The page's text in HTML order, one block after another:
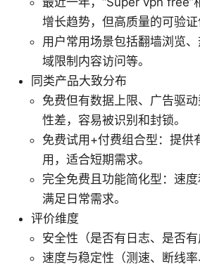
增长趋势，但高质量的可验证
用户常用场景包括翻墙浏览
域限制内容访问等。
同类产品大致分布
免费但有数据上限、广告驱
性差，容易被识别和封锁。
免费试用+付费组合型：提供
用，适合短期需求。
完全免费且功能简化型：速
满足日常需求。
评价维度
安全性（是否有日志、是否有
速度与稳定性（测速、断线率